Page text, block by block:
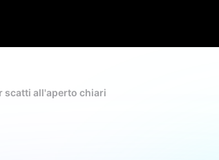
scatti all'aperto chiari